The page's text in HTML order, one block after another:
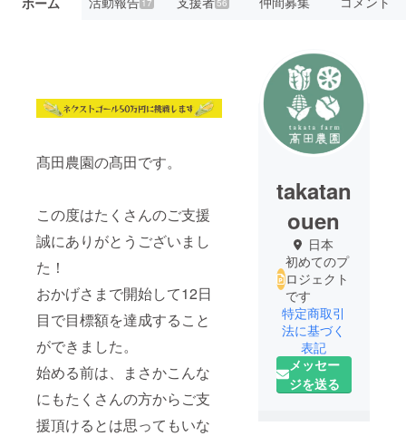
17 56
髙田農園の髙田です。
この度はたくさんのご支援
誠にありがとうございまし
た！
おかげさまで開始して12日
目で目標額を達成すること
ができました。
始める前は、まさかこんな
にもたくさんの方からご支
援頂けるとは思ってもいな
takatan
ouen
日本
初めてのプ
ロジェクト
です
特定商取引
法に基づく
表記
メッセー
ジを送る